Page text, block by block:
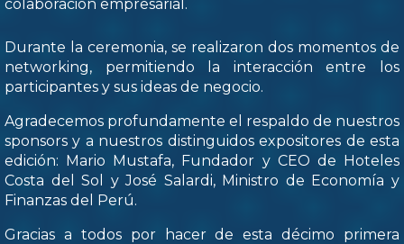
colaboración empresarial.
Durante la ceremonia, se realizaron dos momentos de
networking, permitiendo la interacción entre los
participantes y sus ideas de negocio.
Agradecemos profundamente el respaldo de nuestros
sponsors y a nuestros distinguidos expositores de esta
edición: Mario Mustafa, Fundador y CEO de Hoteles
Costa del Sol y José Salardi, Ministro de Economía y
Finanzas del Perú.
Gracias a todos por hacer de esta décimo primera